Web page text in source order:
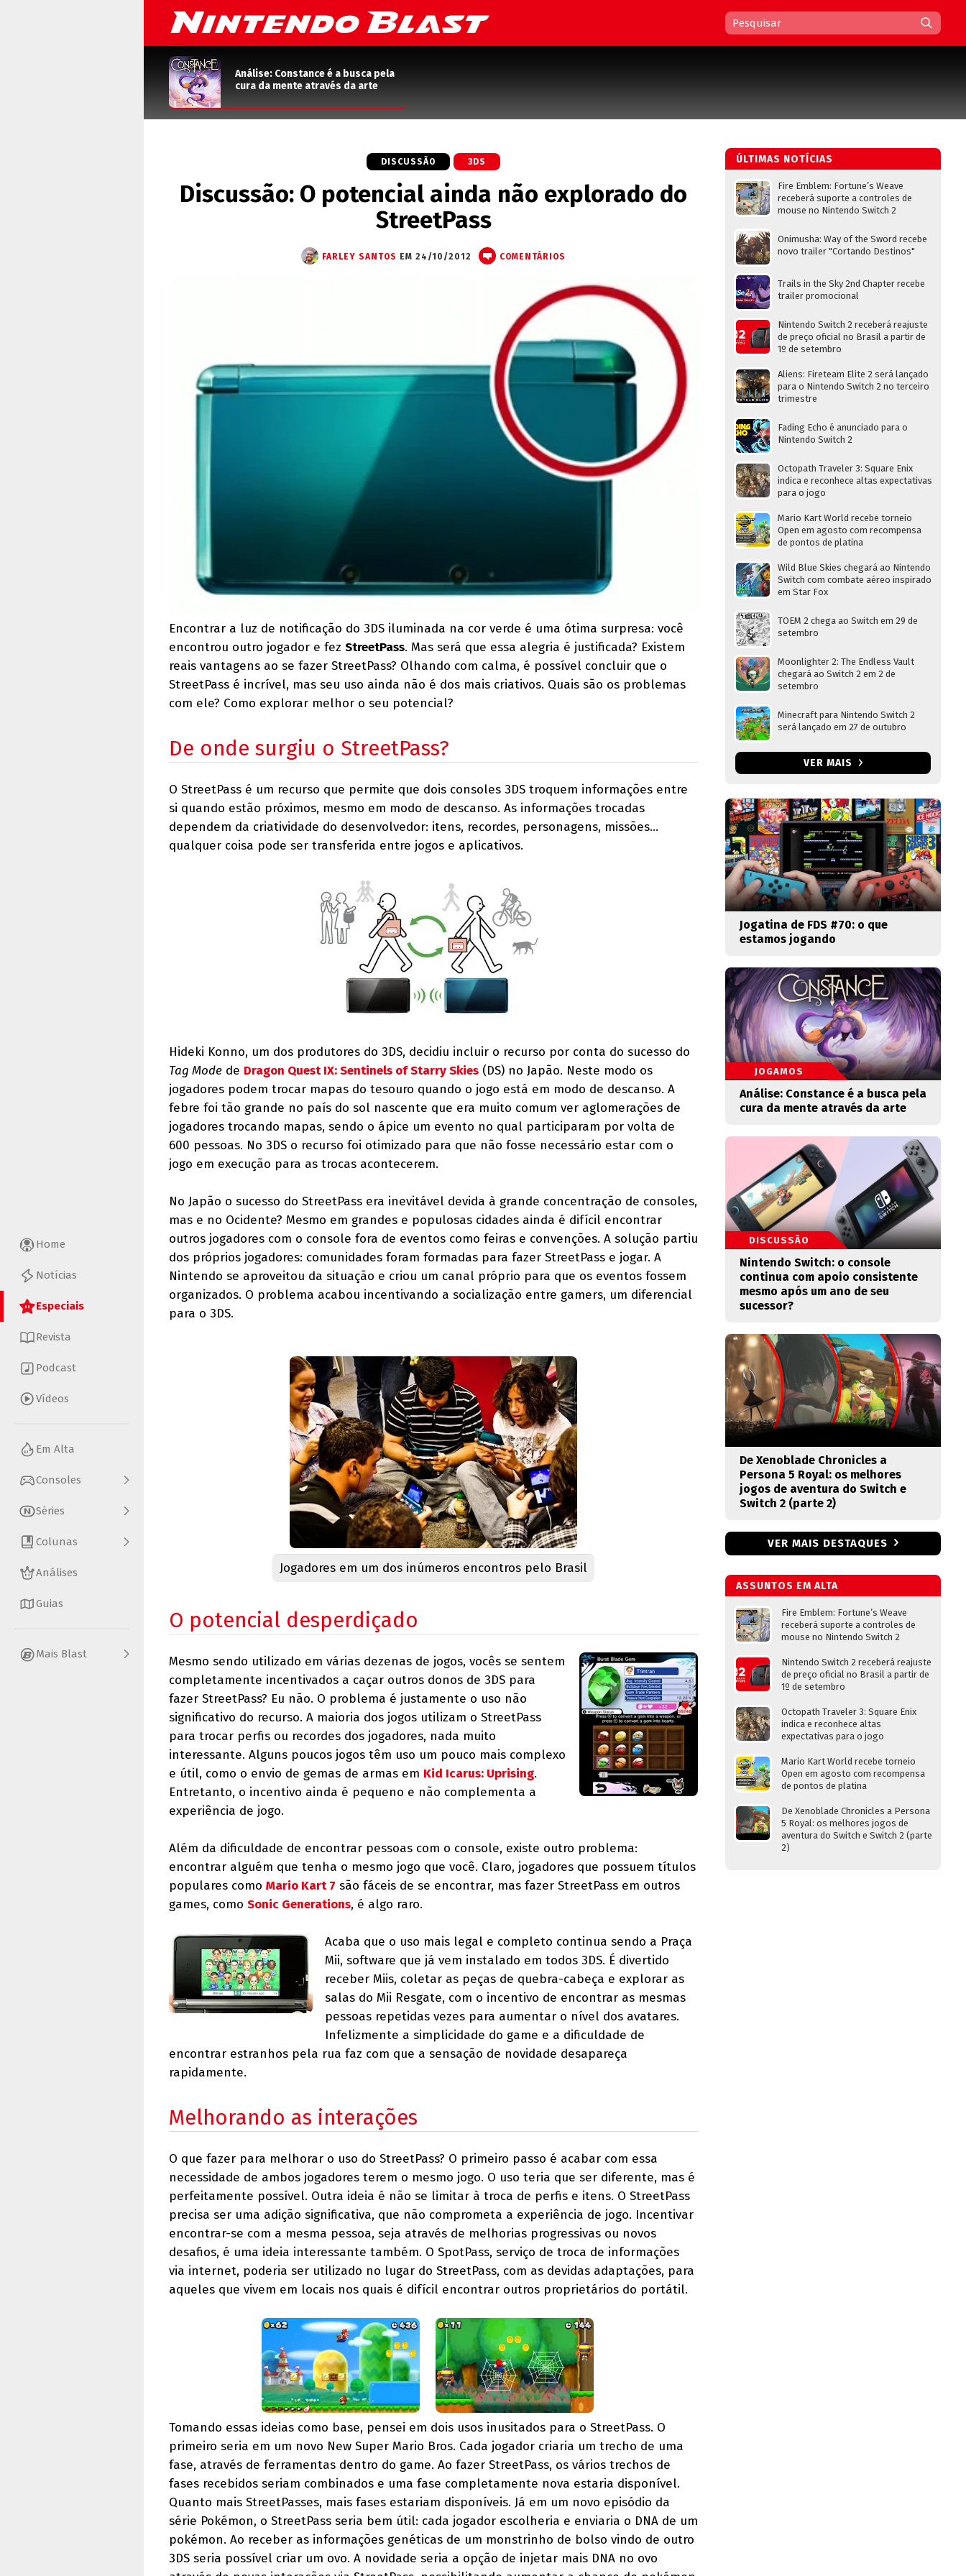
Home
Notícias
Especiais
Revista
Podcast
Vídeos
Em Alta
Consoles
Séries
Colunas
Análises
Guias
Mais Blast
Análise: Constance é a busca pela
cura da mente através da arte
DISCUSSÃO 3DS
Discussão: O potencial ainda não explorado do
StreetPass
FARLEY SANTOS EM 24/10/2012 COMENTÁRIOS
Encontrar a luz de notificação do 3DS iluminada na cor verde é uma ótima surpresa: você
encontrou outro jogador e fez StreetPass. Mas será que essa alegria é justificada? Existem
reais vantagens ao se fazer StreetPass? Olhando com calma, é possível concluir que o
StreetPass é incrível, mas seu uso ainda não é dos mais criativos. Quais são os problemas
com ele? Como explorar melhor o seu potencial?
De onde surgiu o StreetPass?
O StreetPass é um recurso que permite que dois consoles 3DS troquem informações entre
si quando estão próximos, mesmo em modo de descanso. As informações trocadas
dependem da criatividade do desenvolvedor: itens, recordes, personagens, missões...
qualquer coisa pode ser transferida entre jogos e aplicativos.
Hideki Konno, um dos produtores do 3DS, decidiu incluir o recurso por conta do sucesso do
Tag Mode de Dragon Quest IX: Sentinels of Starry Skies (DS) no Japão. Neste modo os
jogadores podem trocar mapas do tesouro quando o jogo está em modo de descanso. A
febre foi tão grande no país do sol nascente que era muito comum ver aglomerações de
jogadores trocando mapas, sendo o ápice um evento no qual participaram por volta de
600 pessoas. No 3DS o recurso foi otimizado para que não fosse necessário estar com o
jogo em execução para as trocas acontecerem.
No Japão o sucesso do StreetPass era inevitável devida à grande concentração de consoles,
mas e no Ocidente? Mesmo em grandes e populosas cidades ainda é difícil encontrar
outros jogadores com o console fora de eventos como feiras e convenções. A solução partiu
dos próprios jogadores: comunidades foram formadas para fazer StreetPass e jogar. A
Nintendo se aproveitou da situação e criou um canal próprio para que os eventos fossem
organizados. O problema acabou incentivando a socialização entre gamers, um diferencial
para o 3DS.
Jogadores em um dos inúmeros encontros pelo Brasil
O potencial desperdiçado
Mesmo sendo utilizado em várias dezenas de jogos, vocês se sentem
completamente incentivados a caçar outros donos de 3DS para
fazer StreetPass? Eu não. O problema é justamente o uso não
significativo do recurso. A maioria dos jogos utilizam o StreetPass
para trocar perfis ou recordes dos jogadores, nada muito
interessante. Alguns poucos jogos têm uso um pouco mais complexo
e útil, como o envio de gemas de armas em Kid Icarus: Uprising.
Entretanto, o incentivo ainda é pequeno e não complementa a
experiência de jogo.
Além da dificuldade de encontrar pessoas com o console, existe outro problema:
encontrar alguém que tenha o mesmo jogo que você. Claro, jogadores que possuem títulos
populares como Mario Kart 7 são fáceis de se encontrar, mas fazer StreetPass em outros
games, como Sonic Generations, é algo raro.
Acaba que o uso mais legal e completo continua sendo a Praça
Mii, software que já vem instalado em todos 3DS. É divertido
receber Miis, coletar as peças de quebra-cabeça e explorar as
salas do Mii Resgate, com o incentivo de encontrar as mesmas
pessoas repetidas vezes para aumentar o nível dos avatares.
Infelizmente a simplicidade do game e a dificuldade de
encontrar estranhos pela rua faz com que a sensação de novidade desapareça
rapidamente.
Melhorando as interações
O que fazer para melhorar o uso do StreetPass? O primeiro passo é acabar com essa
necessidade de ambos jogadores terem o mesmo jogo. O uso teria que ser diferente, mas é
perfeitamente possível. Outra ideia é não se limitar à troca de perfis e itens. O StreetPass
precisa ser uma adição significativa, que não comprometa a experiência de jogo. Incentivar
encontrar-se com a mesma pessoa, seja através de melhorias progressivas ou novos
desafios, é uma ideia interessante também. O SpotPass, serviço de troca de informações
via internet, poderia ser utilizado no lugar do StreetPass, com as devidas adaptações, para
aqueles que vivem em locais nos quais é difícil encontrar outros proprietários do portátil.
Tomando essas ideias como base, pensei em dois usos inusitados para o StreetPass. O
primeiro seria em um novo New Super Mario Bros. Cada jogador criaria um trecho de uma
fase, através de ferramentas dentro do game. Ao fazer StreetPass, os vários trechos de
fases recebidos seriam combinados e uma fase completamente nova estaria disponível.
Quanto mais StreetPasses, mais fases estariam disponíveis. Já em um novo episódio da
série Pokémon, o StreetPass seria bem útil: cada jogador escolheria e enviaria o DNA de um
pokémon. Ao receber as informações genéticas de um monstrinho de bolso vindo de outro
3DS seria possível criar um ovo. A novidade seria a opção de injetar mais DNA no ovo
ÚLTIMAS NOTÍCIAS
Fire Emblem: Fortune’s Weave
receberá suporte a controles de
mouse no Nintendo Switch 2
Onimusha: Way of the Sword recebe
novo trailer "Cortando Destinos"
Trails in the Sky 2nd Chapter recebe
trailer promocional
Nintendo Switch 2 receberá reajuste
de preço oficial no Brasil a partir de
1º de setembro
Aliens: Fireteam Elite 2 será lançado
para o Nintendo Switch 2 no terceiro
trimestre
Fading Echo é anunciado para o
Nintendo Switch 2
Octopath Traveler 3: Square Enix
indica e reconhece altas expectativas
para o jogo
Mario Kart World recebe torneio
Open em agosto com recompensa
de pontos de platina
Wild Blue Skies chegará ao Nintendo
Switch com combate aéreo inspirado
em Star Fox
TOEM 2 chega ao Switch em 29 de
setembro
Moonlighter 2: The Endless Vault
chegará ao Switch 2 em 2 de
setembro
Minecraft para Nintendo Switch 2
será lançado em 27 de outubro
VER MAIS
Jogatina de FDS #70: o que
estamos jogando
JOGAMOS
Análise: Constance é a busca pela
cura da mente através da arte
DISCUSSÃO
Nintendo Switch: o console
continua com apoio consistente
mesmo após um ano de seu
sucessor?
De Xenoblade Chronicles a
Persona 5 Royal: os melhores
jogos de aventura do Switch e
Switch 2 (parte 2)
VER MAIS DESTAQUES
ASSUNTOS EM ALTA
Fire Emblem: Fortune’s Weave
receberá suporte a controles de
mouse no Nintendo Switch 2
Nintendo Switch 2 receberá reajuste
de preço oficial no Brasil a partir de
1º de setembro
Octopath Traveler 3: Square Enix
indica e reconhece altas
expectativas para o jogo
Mario Kart World recebe torneio
Open em agosto com recompensa
de pontos de platina
De Xenoblade Chronicles a Persona
5 Royal: os melhores jogos de
aventura do Switch e Switch 2 (parte
2)